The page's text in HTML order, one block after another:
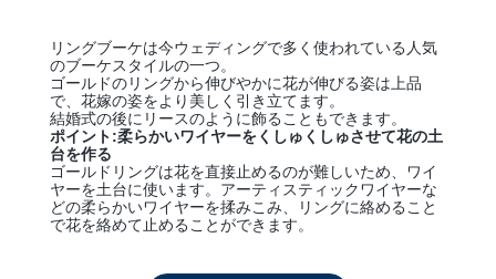
リングブーケは今ウェディングで多く使われている人気
のブーケスタイルの一つ。
ゴールドのリングから伸びやかに花が伸びる姿は上品
で、花嫁の姿をより美しく引き立てます。
結婚式の後にリースのように飾ることもできます。
ポイント:柔らかいワイヤーをくしゅくしゅさせて花の土
台を作る
ゴールドリングは花を直接止めるのが難しいため、ワイ
ヤーを土台に使います。アーティスティックワイヤーな
どの柔らかいワイヤーを揉みこみ、リングに絡めること
で花を絡めて止めることができます。